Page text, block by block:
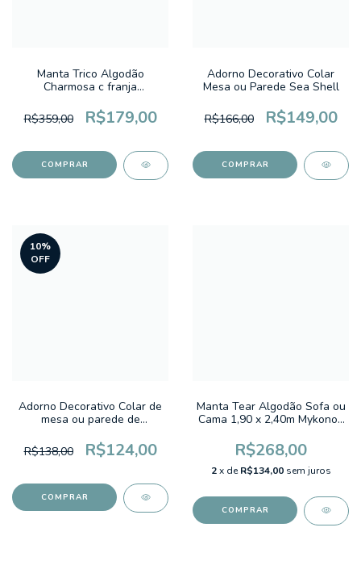
Manta Trico Algodão
Charmosa c franja
R$359,00
R$179,00
Adorno Decorativo Colar
Mesa ou Parede Sea Shell
R$166,00 R$149,00
10%
OFF
Adorno Decorativo Colar de
mesa ou parede de
R$138,00
R$124,00
Manta Tear Algodão Sofa ou
Cama 1,90 x 2,40m Mykonos
R$268,00
2 x deR$134,00 sem juros